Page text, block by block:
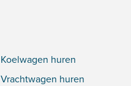
Koelwagen huren
Vrachtwagen huren